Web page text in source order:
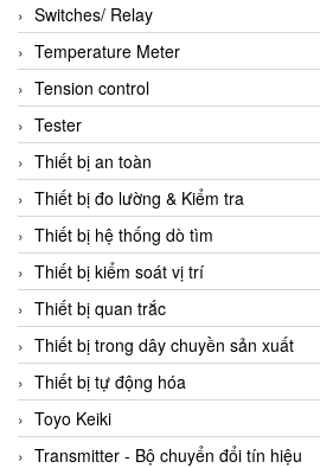
Switches/ Relay
Temperature Meter
Tension control
Tester
Thiết bị an toàn
Thiết bị đo lường & Kiểm tra
Thiết bị hệ thống dò tìm
Thiết bị kiểm soát vị trí
Thiết bị quan trắc
Thiết bị trong dây chuyền sản xuất
Thiết bị tự động hóa
Toyo Keiki
Transmitter - Bộ chuyển đổi tín hiệu